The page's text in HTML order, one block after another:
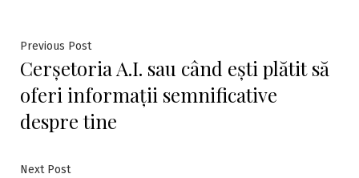
Navigare
în
articole
Previous PostPrevious
post:
Cerșetoria A.I. sau când ești plătit să
oferi informații semnificative
despre tine
Next PostNext